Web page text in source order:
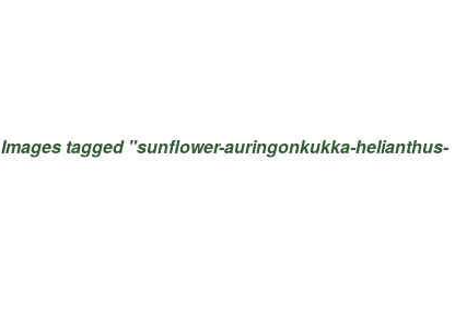
Images tagged "sunflower-auringonkukka-helianthus-